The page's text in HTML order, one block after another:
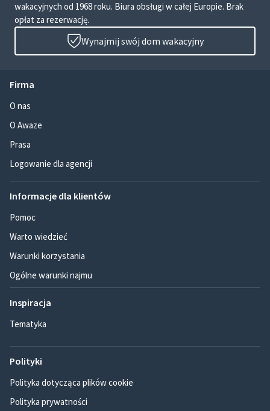
wakacyjnych od 1968 roku. Biura obsługi w całej Europie. Brak
opłat za rezerwację.
Wynajmij swój dom wakacyjny
Firma
O nas
O Awaze
Prasa
Logowanie dla agencji
Informacje dla klientów
Pomoc
Warto wiedzieć
Warunki korzystania
Ogólne warunki najmu
Inspiracja
Tematyka
Polityki
Polityka dotycząca plików cookie
Polityka prywatności